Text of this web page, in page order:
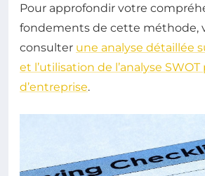
Pour approfondir votre
fondements de cette méthode,
consulter une analyse détaillée
et l’utilisation de l’analyse
d’entreprise.